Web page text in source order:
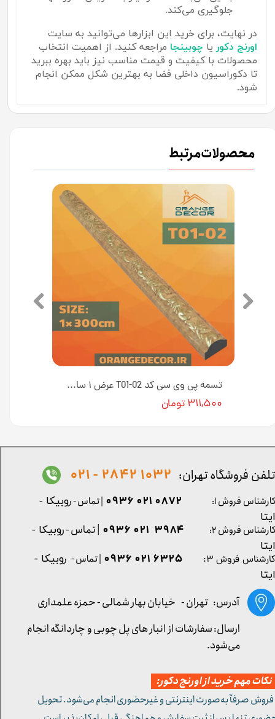
جلوگیری می‌کند.
در نهایت، برای خرید این ابزارها می‌توانید به سایت
اورنج دکور یا چوبینجا مراجعه کنید. از اهمیت انتخاب
محصولات با کیفیت و قیمت مناسب نیز باید بهره ببرید
تا دکوراسیون داخلی فضا به بهترین شکل ممکن انجام
شود.
محصولات مرتبط
تسمه پی وی سی کد T01-02 عرض ۱ سانت [انبار تهران]
۳۱۱,۵۰۰ تومان
کارشناس فروش ۳: ۶۳۲۵ ۰۲۱ ۰۹۳۶ | تماس - روبیکا -
ایتا
آدرس: تهران - خیابان بهار شمالی - حمزه علمداری
تلفن فروشگاه تهران: 1032 2842 - 021
مهم خرید از اورنج دکور:
صرفاً به‌صورت اینترنتی و غیرحضوری انجام می‌شود. تحویل
کارشناس فروش ۱: 0872 021 0936 | تماس - روبیکا -
ایتا
کارشناس فروش ۲:
۳۹۸۴ ۰۲۱ ۰۹۳۶ | تماس - روبیکا -
ایتا
ارسال: سفارشات از انبار های پل چوبی و چاردانگه انجام
می‌شود.